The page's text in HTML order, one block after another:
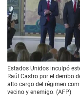
00:00/ 02:39
Estados Unidos inculpó
Raúl Castro por el derribo
alto cargo del régimen
vecino y enemigo. (AFP)